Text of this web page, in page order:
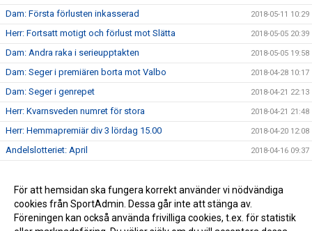
Dam: Första förlusten inkasserad 2018-05-11 10:29
Herr: Fortsatt motigt och förlust mot Slätta 2018-05-05 20:39
Dam: Andra raka i serieupptakten 2018-05-05 19:58
Dam: Seger i premiären borta mot Valbo 2018-04-28 10:17
Dam: Seger i genrepet 2018-04-21 22:13
Herr: Kvarnsveden numret för stora 2018-04-21 21:48
Herr: Hemmapremiär div 3 lördag 15.00 2018-04-20 12:08
Andelslotteriet: April 2018-04-16 09:37
Utmärkelser 2017-11-24 15:06
Andelslotteri: November 2017-11-24 15:04
För att hemsidan ska fungera korrekt använder vi nödvändiga
cookies från SportAdmin. Dessa går inte att stänga av.
Föreningen kan också använda frivilliga cookies, t.ex. för statistik